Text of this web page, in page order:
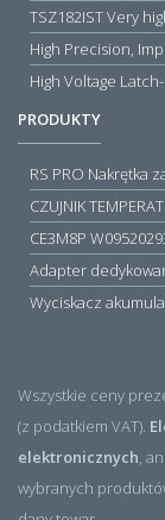
High Precision,
High Voltage
PRODUKTY
CZUJNIK
Wyciskacz
Wszystkie ceny
(z podatkiem VAT).
elektronicznych,
wybranych